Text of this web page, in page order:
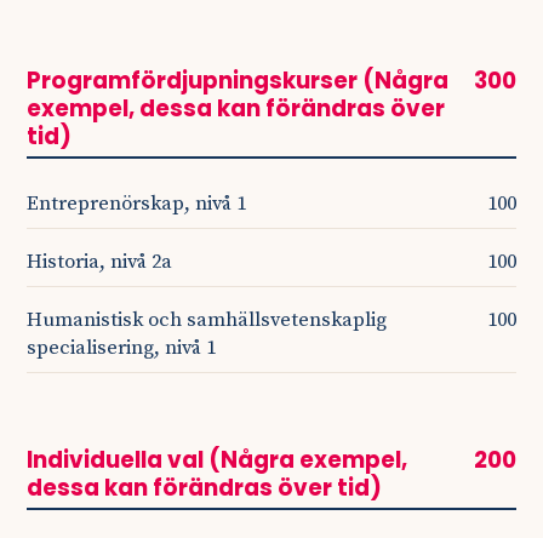
Programfördjupningskurser (Några
exempel, dessa kan förändras över
tid)
300
Entreprenörskap, nivå 1 100
Historia, nivå 2a 100
Humanistisk och samhällsvetenskaplig
specialisering, nivå 1
100
Individuella val (Några exempel,
dessa kan förändras över tid)
200